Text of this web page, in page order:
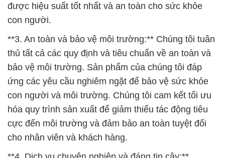
được hiệu suất tốt nhất và an toàn cho sức khỏe
con người.
**3. An toàn và bảo vệ môi trường:** Chúng tôi tuân
thủ tất cả các quy định và tiêu chuẩn về an toàn và
bảo vệ môi trường. Sản phẩm của chúng tôi đáp
ứng các yêu cầu nghiêm ngặt để bảo vệ sức khỏe
con người và môi trường. Chúng tôi cam kết tối ưu
hóa quy trình sản xuất để giảm thiểu tác động tiêu
cực đến môi trường và đảm bảo an toàn tuyệt đối
cho nhân viên và khách hàng.